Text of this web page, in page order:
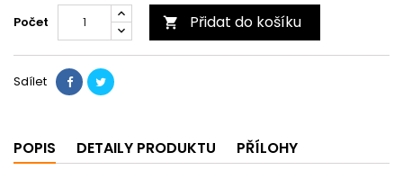
Počet  Přidat do košíku
Sdílet
POPIS DETAILY PRODUKTU PŘÍLOHY